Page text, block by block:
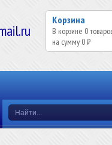
Корзина
В корзине 0
на сумму 0 ₽